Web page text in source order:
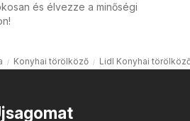
és élvezze a minőségi
Konyhai törölköző Lidl Konyhai